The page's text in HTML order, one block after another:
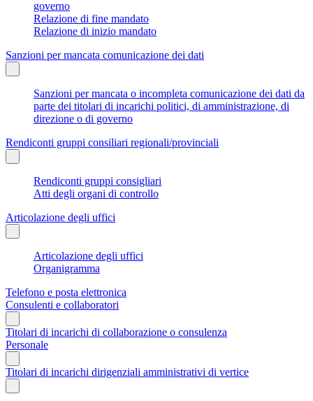
governo
Relazione di fine mandato
Relazione di inizio mandato
Sanzioni per mancata comunicazione dei dati
Sanzioni per mancata o incompleta comunicazione dei dati da
parte dei titolari di incarichi politici, di amministrazione, di
direzione o di governo
Rendiconti gruppi consiliari regionali/provinciali
Rendiconti gruppi consigliari
Atti degli organi di controllo
Articolazione degli uffici
Articolazione degli uffici
Organigramma
Telefono e posta elettronica
Consulenti e collaboratori
Titolari di incarichi di collaborazione o consulenza
Personale
Titolari di incarichi dirigenziali amministrativi di vertice